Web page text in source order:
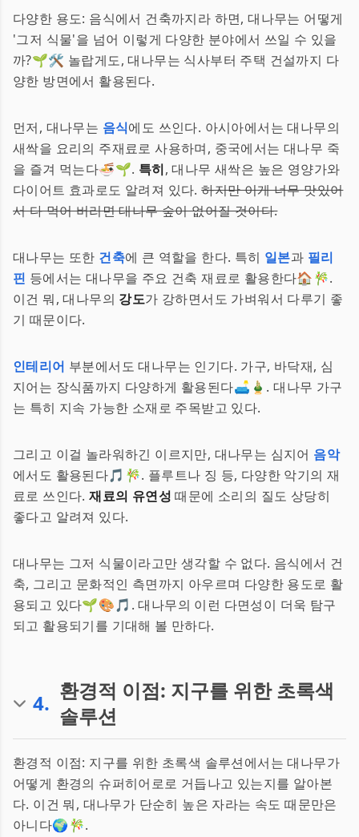
다양한 용도: 음식에서 건축까지라 하면, 대나무는 어떻게
'그저 식물'을 넘어 이렇게 다양한 분야에서 쓰일 수 있을
까?🌱🛠 놀랍게도, 대나무는 식사부터 주택 건설까지 다
양한 방면에서 활용된다.
먼저, 대나무는 음식에도 쓰인다. 아시아에서는 대나무의
새싹을 요리의 주재료로 사용하며, 중국에서는 대나무 죽
을 즐겨 먹는다🍜🌱. 특히, 대나무 새싹은 높은 영양가와
다이어트 효과로도 알려져 있다.하지만 이게 너무 맛있어
서 다 먹어 버리면 대나무 숲이 없어질 것이다.
대나무는 또한 건축에 큰 역할을 한다. 특히 일본과 필리
핀 등에서는 대나무을 주요 건축 재료로 활용한다🏠🎋.
이건 뭐, 대나무의 강도가 강하면서도 가벼워서 다루기 좋
기 때문이다.
인테리어 부분에서도 대나무는 인기다. 가구, 바닥재, 심
지어는 장식품까지 다양하게 활용된다🛋🎍. 대나무 가구
는 특히 지속 가능한 소재로 주목받고 있다.
그리고 이걸 놀라워하긴 이르지만, 대나무는 심지어 음악
에서도 활용된다🎵🎋. 플루트나 징 등, 다양한 악기의 재
료로 쓰인다.재료의 유연성 때문에 소리의 질도 상당히
좋다고 알려져 있다.
대나무는 그저 식물이라고만 생각할 수 없다. 음식에서 건
축, 그리고 문화적인 측면까지 아우르며 다양한 용도로 활
용되고 있다🌱🎨🎵. 대나무의 이런 다면성이 더욱 탐구
되고 활용되기를 기대해 볼 만하다.
4. 환경적 이점: 지구를 위한 초록색
솔루션
환경적 이점: 지구를 위한 초록색 솔루션에서는 대나무가
어떻게 환경의 슈퍼히어로로 거듭나고 있는지를 알아본
다. 이건 뭐, 대나무가 단순히 높은 자라는 속도 때문만은
아니다🌍🎋.